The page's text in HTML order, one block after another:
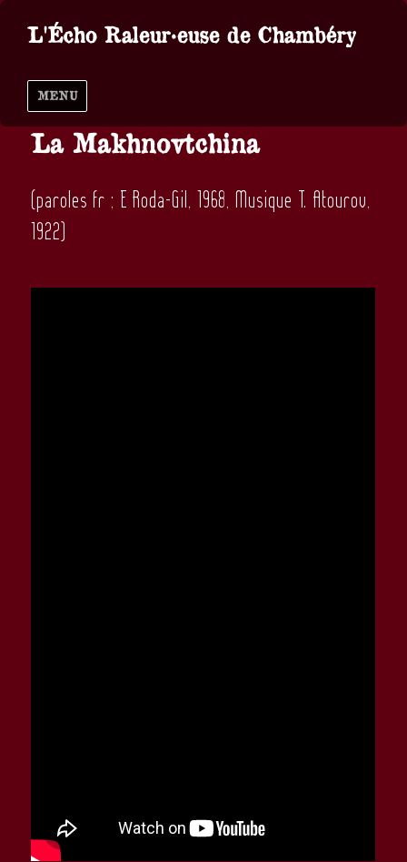
L'Écho Raleur·euse de Chambéry
MENU
La Makhnovtchina
(paroles fr ; E Roda-Gil, 1968, Musique T. Atourov,
1922)